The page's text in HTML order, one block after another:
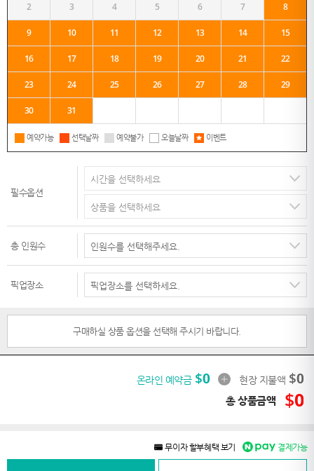
2 3 4 5 6 7 8
9 10 11 12 13 14 15
16 17 18 19 20 21 22
23 24 25 26 27 28 29
30 31
예약가능 선택날짜 예약불가 오늘날짜 이벤트
필수옵션
총 인원수
픽업장소
구매하실 상품 옵션을 선택해 주시기 바랍니다.
온라인 예약금 $0 현장 지불액 $0
총 상품금액 $0
무이자 할부혜택 보기 결제가능